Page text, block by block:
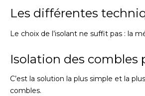
Les différentes
Le choix de l’isolant ne suffit pas : la
Isolation des combles
C’est la solution la plus simple et la
combles.